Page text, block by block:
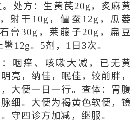
处方：生黄芪20g，炙麻黄
射干10g，僵蚕12g，瓜蒌
膏30g，莱菔子20g，扁豆
12g。5剂，1日3次。
咽痒、咳嗽大减，已无黄
亮，纳佳，眠佳，较前胖，
大便一日一行。查体：胃腹
细。大便为褐黄色软便，镜
守四诊方加减，继服。